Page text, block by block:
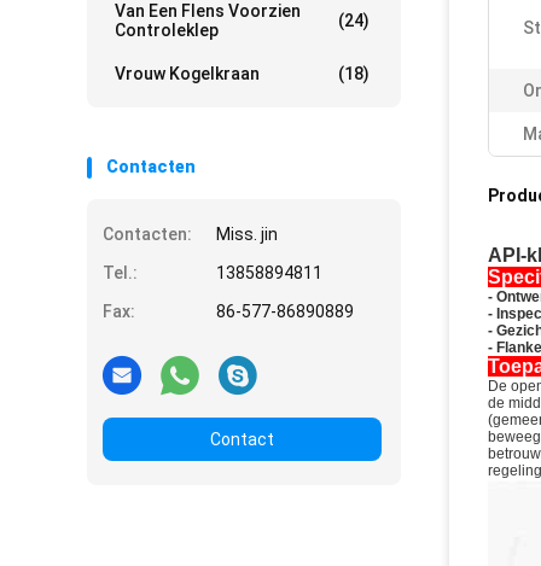
Van Een Flens Voorzien
Controleklep
(24)
Vrouw Kogelkraan (18)
Contacten
Contacten:
Miss. jin
Tel.:
13858894811
Fax:
86-577-86890889
Contact
API-
-
-
-
-
De
de